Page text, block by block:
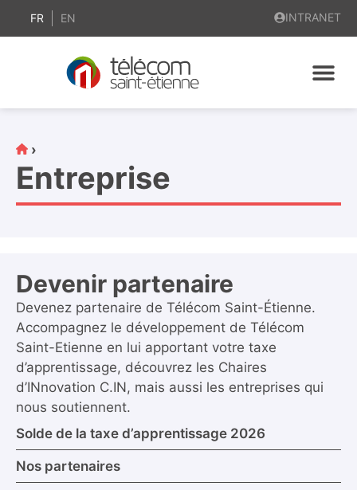
principal
FR EN INTRANET
›
Entreprise
Devenir partenaire
Devenez partenaire de Télécom Saint-Étienne.
Accompagnez le développement de Télécom
Saint-Etienne en lui apportant votre taxe
d’apprentissage, découvrez les Chaires
d’INnovation C.IN, mais aussi les entreprises qui
nous soutiennent.
Solde de la taxe d’apprentissage 2026
Nos partenaires